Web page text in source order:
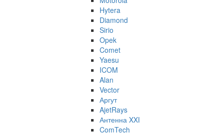
Hytera
Diamond
Sirio
Opek
Comet
Yaesu
ICOM
Alan
Vector
Аргут
AjetRays
Антенна XXI
ComTech